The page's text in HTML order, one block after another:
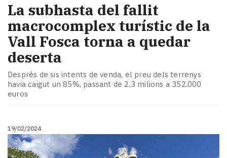
La subhasta del fallit
macrocomplex turístic de la
Vall Fosca torna a quedar
deserta
Després de sis intents de venda, el preu dels terrenys
havia caigut un 85%, passant de 2,3 milions a 352.000
euros
19/02/2024